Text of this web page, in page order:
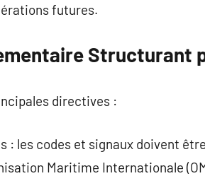
futures.
Structurant
directives :
: les codes et signaux doivent
Maritime Internationale